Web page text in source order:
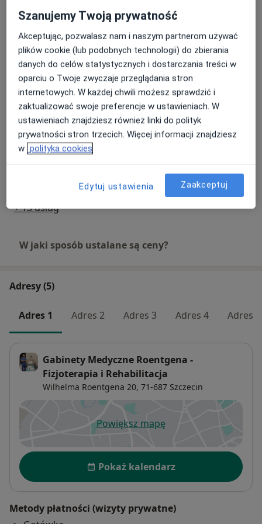
-przepukliny nawrotne,
-torbiele pilonidalnej,
-usuwanie znamion skórnych z badaniem
histopatologicznym,
-usuwanie tłuszczaków, kaszaków, włókniaków,
-usuwanie płytek paznokciowych,
-plastyka wałów okołopaznokciowych,
-laparoskopowe usuwanie pęcherzyka żółciowego,
450 zł - 600 zł Szczegóły
USG doppler tętnic
szyjnych/dogłowowych z
konsultacją lekarską
500 zł Szczegóły
Umów wizytę
USG doppler tętnic szyjnych i
kręgowych
450 zł - 500 zł Szczegóły
Umów wizytę
Umów wizytę
+ 13 usług
W jaki sposób ustalane są ceny?
Adresy (5)
Adres 1 Adres 2 Adres 3 Adres 4 Adres 5
Gabinety Medyczne Roentgena -
Fizjoterapia i Rehabilitacja
Wilhelma Roentgena 20, 71-687 Szczecin
Powiększ mapęotwiera się w nowej karcie
Dostępność
Pokaż kalendarz
Metody płatności (wizyty prywatne)
Szanujemy Twoją prywatność
Akceptując, pozwalasz nam i naszym partnerom używać
plików cookie (lub podobnych technologii) do zbierania
danych do celów statystycznych i dostarczania treści w
oparciu o Twoje zwyczaje przeglądania stron
internetowych. W każdej chwili możesz sprawdzić i
zaktualizować swoje preferencje w ustawieniach. W
ustawieniach znajdziesz również linki do polityk
prywatności stron trzecich. Więcej informacji znajdziesz
w polityka cookies
Edytuj ustawienia Zaakceptuj